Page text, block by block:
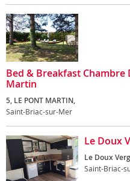
Bed & Breakfast Chambre
Martin
5, LE PONT MARTIN,
Saint-Briac-sur-Mer
Le Doux
Le Doux
Saint-Briac-